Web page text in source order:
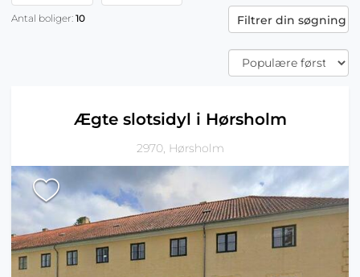
Antal boliger: 10 Filtrer din søgning
Ægte slotsidyl i Hørsholm
2970, Hørsholm